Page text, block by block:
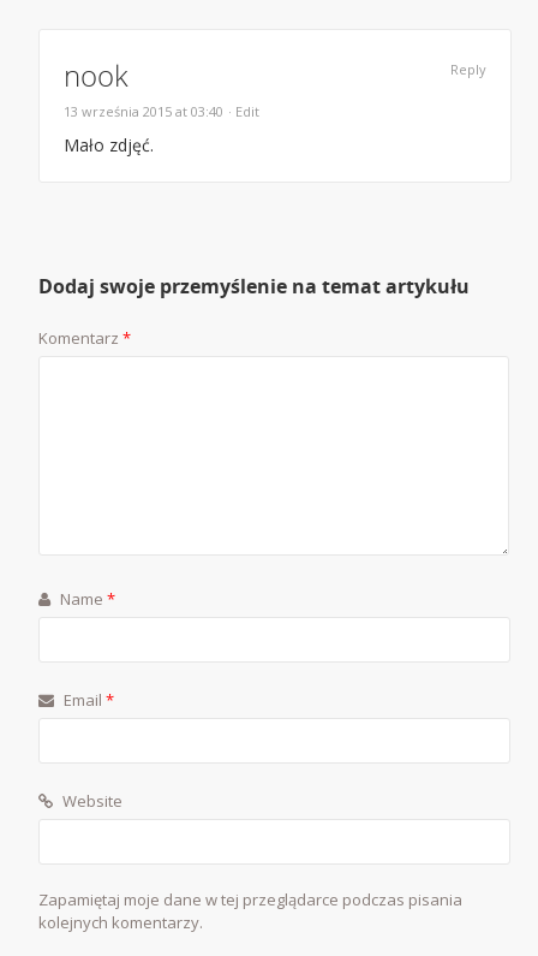
nook
13 września 2015 at 03:40 · Edit
Mało zdjęć.
Reply
Dodaj swoje przemyślenie na temat artykułu
Komentarz*
Name*
Email*
Website
Zapamiętaj moje dane w tej przeglądarce podczas pisania
kolejnych komentarzy.